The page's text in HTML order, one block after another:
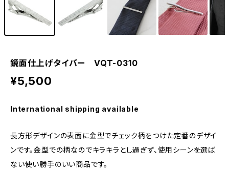
鏡面仕上げタイバー VQT-0310
¥5,500
International shipping available
長方形デザインの表面に金型でチェック柄をつけた定番のデザイ
ンです。金型での柄なのでキラキラとし過ぎず、使用シーンを選ば
ない使い勝手のいい商品です。